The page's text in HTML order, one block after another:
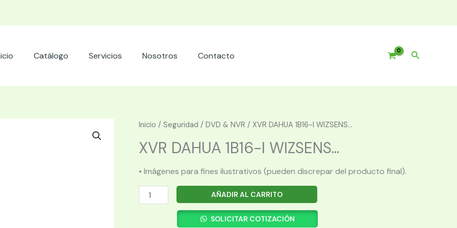
Catálogo Servicios Nosotros Contacto Buscar
Inicio / Seguridad / DVD & NVR / XVR DAHUA 1B16-I WIZSENS...
XVR DAHUA 1B16-I WIZSENS...
• Imágenes para fines ilustrativos (pueden discrepar del producto final).
XVR
DAHUA
AÑADIR AL CARRITO
SOLICITAR COTIZACIÓN